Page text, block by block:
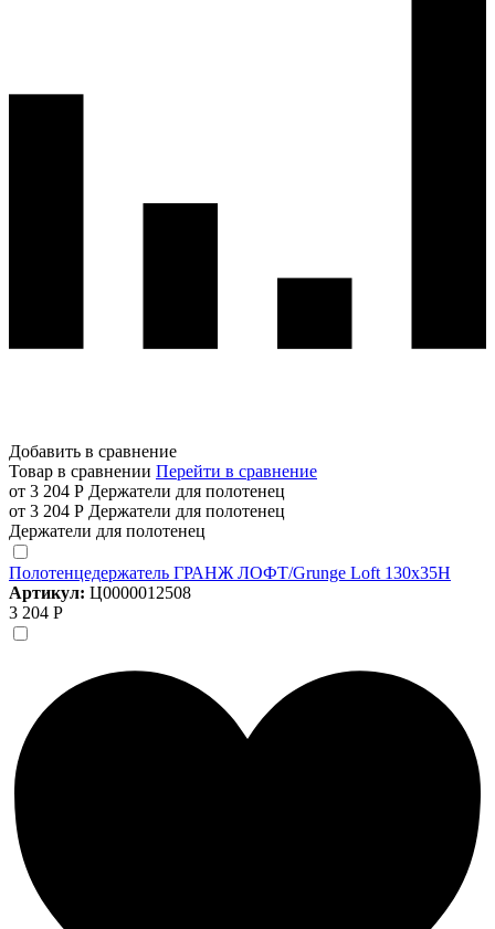
Добавить в сравнение
Товар в сравнении Перейти в сравнение
от 3 204 Р Держатели для полотенец
от 3 204 Р Держатели для полотенец
Держатели для полотенец
Полотенцедержатель ГРАНЖ ЛОФТ/Grunge Loft 130х35Н
Артикул: Ц0000012508
3 204 Р